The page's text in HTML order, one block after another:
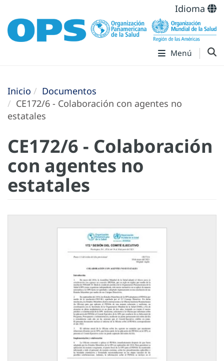
Idioma
Menú
Inicio
Documentos
CE172/6 - Colaboración con agentes no
estatales
CE172/6 - Colaboración
con agentes no
estatales